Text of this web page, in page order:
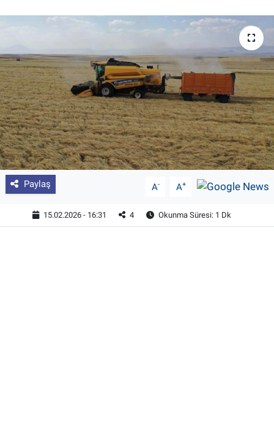
Paylaş A- A+
15.02.2026 - 16:31 4 Okunma Süresi: 1 Dk
Dünyada Tarım
Üretici Birlikleri
Şeker ve Şekerli Mamüller
Tahıllar ve Baklagiller